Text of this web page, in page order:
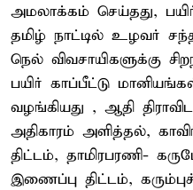
அமலாக்கம் செய்தது,
தமிழ் நாட்டில் உழவர்
நெல் விவசாயிகளுக்கு
பயிர் காப்பீட்டு
வழங்கியது , ஆதி
அதிகாரம் அளித்தல்,
திட்டம், தாமிரபரணி-
இணைப்பு திட்டம்,